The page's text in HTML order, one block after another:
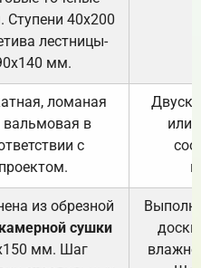
Ступени 40х200
лестницы-
мм.
ломаная
вальмовая в
с
проектом.
или
из обрезной
камерной сушки
мм. Шаг
доски